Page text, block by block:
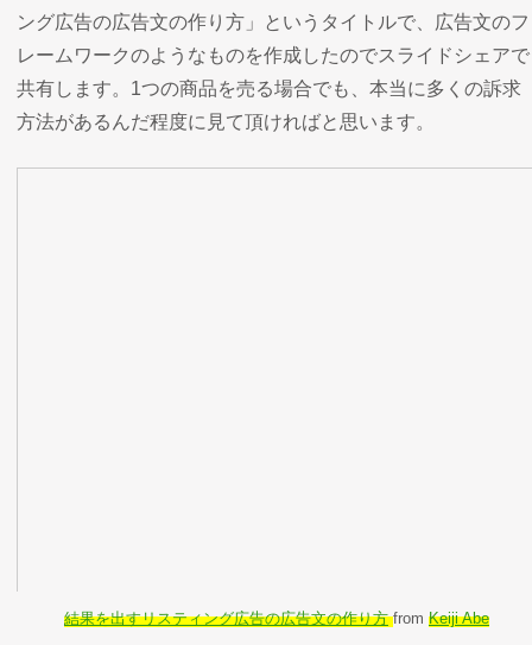
ング広告の広告文の作り方」というタイトルで、広告文のフ
レームワークのようなものを作成したのでスライドシェアで
共有します。1つの商品を売る場合でも、本当に多くの訴求
方法があるんだ程度に見て頂ければと思います。
結果を出すリスティング広告の広告文の作り方 from Keiji Abe